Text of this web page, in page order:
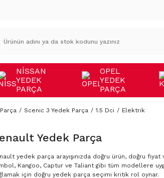
NİSSAN
YEDEK
PARÇA
OPEL
YEDEK
PARÇA
Scenic 3 Yedek Parça 1.5 Dci Elektrik
Yedek Parça
yedek parça arayışınızda doğru ürün, doğru
Kangoo, Captur ve Taliant gibi tüm modellere
için doğru yedek parça seçimi kritik rol oynar.